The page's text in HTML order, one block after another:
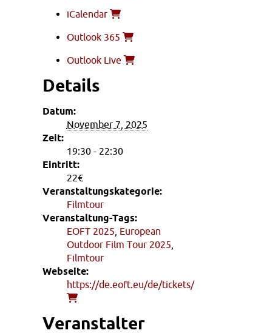
iCalendar
Outlook 365
Outlook Live
Details
Datum:
November 7, 2025
Zeit:
19:30 - 22:30
Eintritt:
22€
Veranstaltungskategorie:
Filmtour
Veranstaltung-Tags:
EOFT 2025 European
Outdoor Film Tour 2025
Filmtour
Webseite:
https://de.eoft.eu/de/tickets/
Veranstalter